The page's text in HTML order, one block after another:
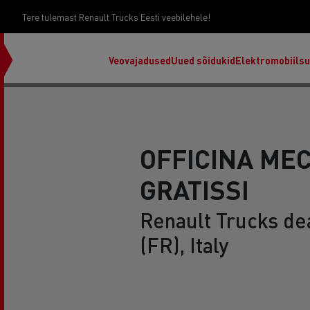
Tere tulemast Renault Trucks Eesti veebilehele!
VeovajadusedUued sõidukid
OFFICINA
GRATISSI
Renault Trucks
(FR), Italy